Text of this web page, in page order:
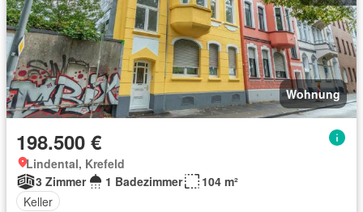
Wohnung
198.500 €
Lindental, Krefeld
3 Zimmer
1 Badezimmer
104 m²
Keller